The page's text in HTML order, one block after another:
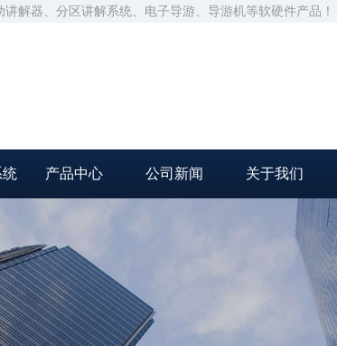
解器、分区讲解系统、电子导游、导游机等软硬件产品！
产品中心 公司新闻 关于我们